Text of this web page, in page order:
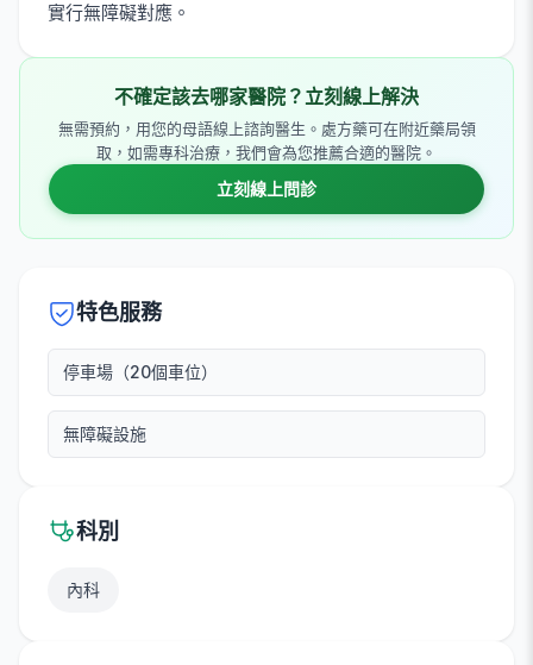
實行無障礙對應。
不確定該去哪家醫院？立刻線上解決
無需預約，用您的母語線上諮詢醫生。處方藥可在附近藥局領
取，如需專科治療，我們會為您推薦合適的醫院。
立刻線上問診
特色服務
停車場（20個車位）
無障礙設施
科別
內科